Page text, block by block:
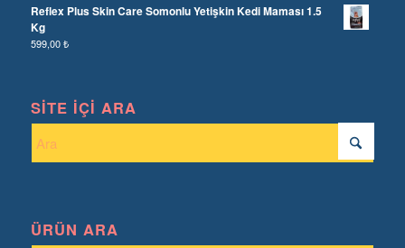
Reflex Plus Skin Care Somonlu Yetişkin Kedi Maması 1.5
Kg
599,00₺
SITE İÇI ARA
ÜRÜN ARA